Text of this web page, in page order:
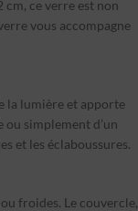
ce verre est non
vous accompagne
la lumière et apporte
ou simplement d’un
et les éclaboussures.
froides. Le couvercle,